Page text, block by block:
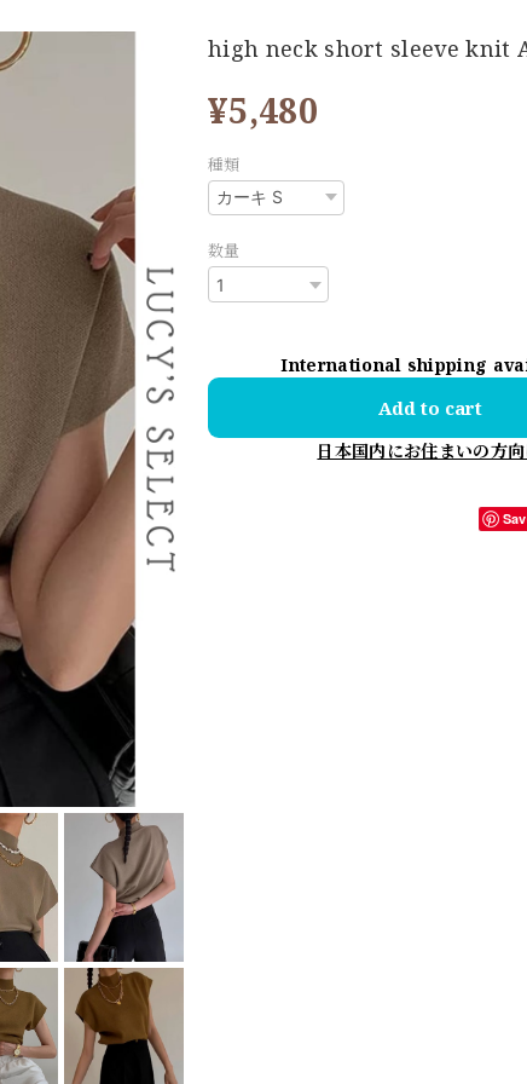
high neck short sleeve knit
¥5,480
種類
数量
International shipping
Add to cart
日本国内にお住まいの方